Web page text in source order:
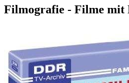
Filmografie - Filme mit